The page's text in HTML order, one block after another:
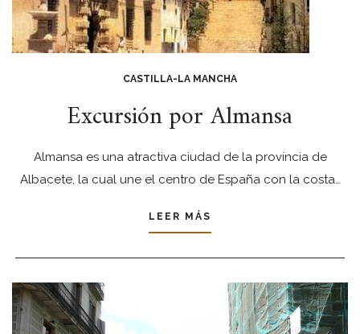
CASTILLA-LA MANCHA
Excursión por Almansa
Almansa es una atractiva ciudad de la provincia de
Albacete, la cual une el centro de España con la costa…
LEER MÁS